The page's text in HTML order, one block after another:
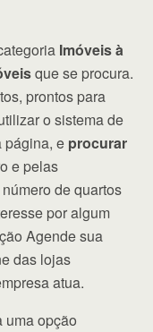
Imóveis à
que se procura.
prontos para
o sistema de
página, e procurar
e pelas
de quartos
por algum
Agende sua
das lojas
atua.
uma opção